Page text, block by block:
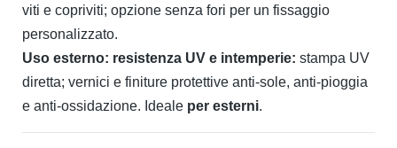
viti e copriviti; opzione senza fori per un fissaggio
personalizzato.
Uso esterno: resistenza UV e intemperie: stampa UV
diretta; vernici e finiture protettive anti-sole, anti-pioggia
e anti-ossidazione. Ideale per esterni.